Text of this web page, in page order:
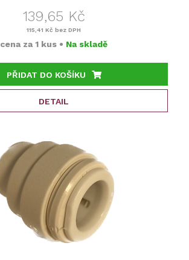
139,65 Kč
115,41 Kč bez DPH
cena za 1 kus • Na skladě
PŘIDAT DO KOŠÍKU
DETAIL